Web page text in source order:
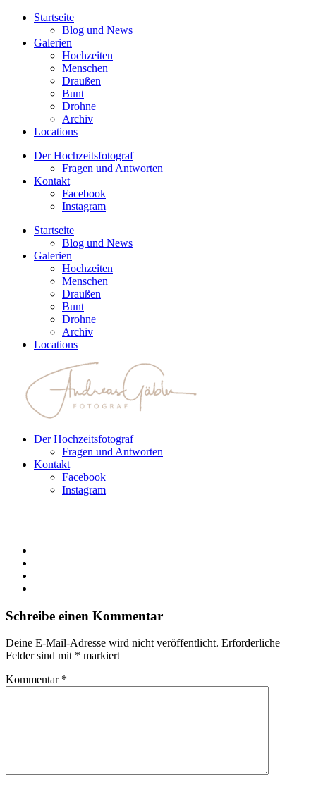
Startseite
Blog und News
Galerien
Hochzeiten
Menschen
Draußen
Bunt
Drohne
Archiv
Locations
Der Hochzeitsfotograf
Fragen und Antworten
Kontakt
Facebook
Instagram
Startseite
Blog und News
Galerien
Hochzeiten
Menschen
Draußen
Bunt
Drohne
Archiv
Locations
Der Hochzeitsfotograf
Fragen und Antworten
Kontakt
Facebook
Instagram
Schreibe einen Kommentar
Deine E-Mail-Adresse wird nicht veröffentlicht. Erforderliche
Felder sind mit * markiert
Kommentar *